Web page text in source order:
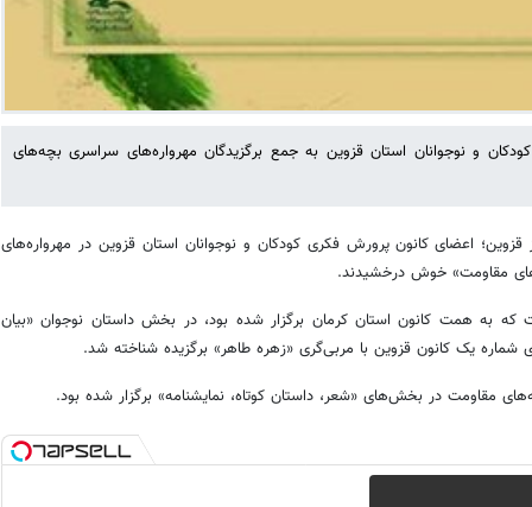
و نوجوانان استان قزوین به جمع برگزیدگان مهرواره‌های سراسری بچه‌های
قزوین؛ اعضای کانون پرورش فکری کودکان و نوجوانان استان قزوین در مهرواره‌های
مقاومت» خوش درخشیدند.
که به همت کانون استان کرمان برگزار شده بود، در بخش داستان نوجوان «بیان
شماره یک کانون قزوین با مربی‌گری «زهره طاهر» برگزیده شناخته شد.
مقاومت در بخش‌های «شعر، داستان کوتاه، نمایشنامه» برگزار شده بود.